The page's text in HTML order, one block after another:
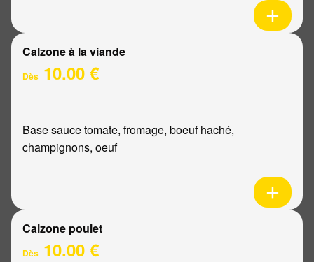
Calzone à la viande
Dès 10.00 €
Base sauce tomate, fromage, boeuf haché,
champignons, oeuf
Calzone poulet
Dès 10.00 €